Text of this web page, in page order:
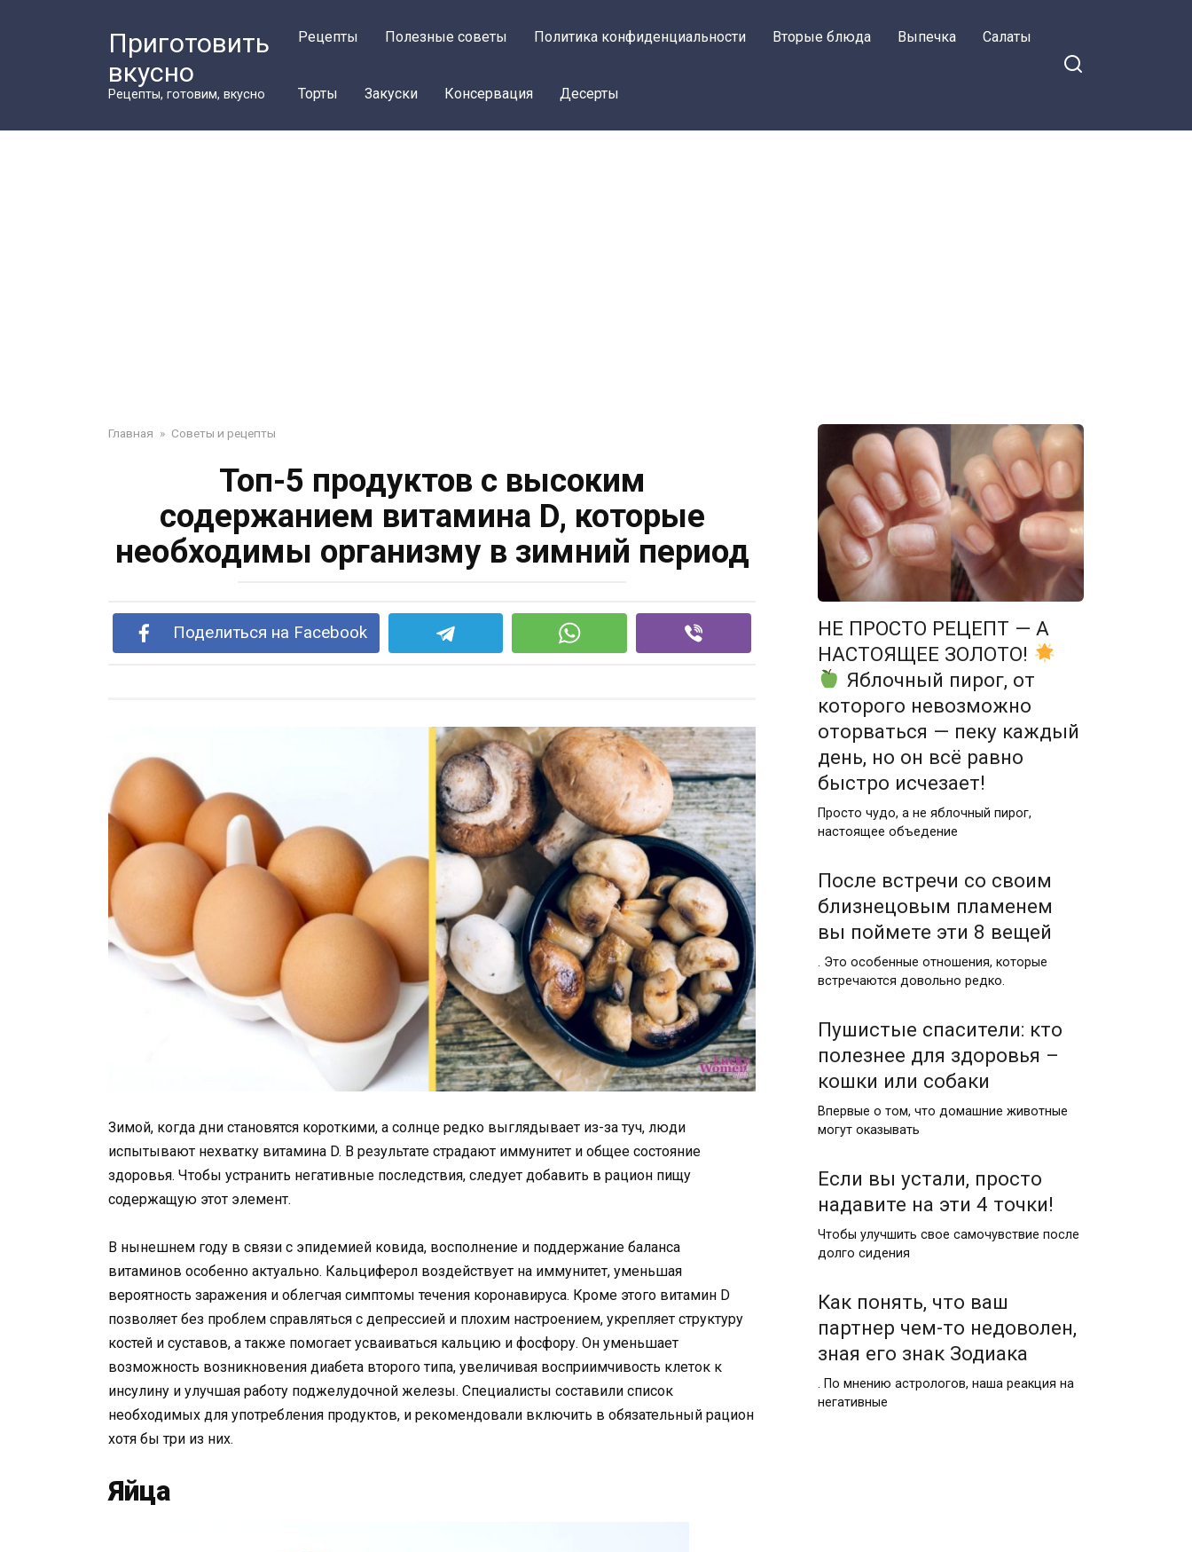
Приготовить
вкусно
Рецепты, готовим, вкусно
Рецепты Полезные советы Политика конфиденциальности Вторые блюда Выпечка Салаты
Торты Закуски Консервация Десерты
Главная » Советы и рецепты
Топ-5 продуктов с высоким
содержанием витамина D, которые
необходимы организму в зимний период
Поделиться на Facebook
Зимой, когда дни становятся короткими, а солнце редко выглядывает из-за туч, люди
испытывают нехватку витамина D. В результате страдают иммунитет и общее состояние
здоровья. Чтобы устранить негативные последствия, следует добавить в рацион пищу
содержащую этот элемент.
В нынешнем году в связи с эпидемией ковида, восполнение и поддержание баланса
витаминов особенно актуально. Кальциферол воздействует на иммунитет, уменьшая
вероятность заражения и облегчая симптомы течения коронавируса. Кроме этого витамин D
позволяет без проблем справляться с депрессией и плохим настроением, укрепляет структуру
костей и суставов, а также помогает усваиваться кальцию и фосфору. Он уменьшает
возможность возникновения диабета второго типа, увеличивая восприимчивость клеток к
инсулину и улучшая работу поджелудочной железы. Специалисты составили список
необходимых для употребления продуктов, и рекомендовали включить в обязательный рацион
хотя бы три из них.
Яйца
НЕ ПРОСТО РЕЦЕПТ — А
НАСТОЯЩЕЕ ЗОЛОТО!
Яблочный пирог, от
которого невозможно
оторваться — пеку каждый
день, но он всё равно
быстро исчезает!
Просто чудо, а не яблочный пирог,
настоящее объедение
После встречи со своим
близнецовым пламенем
вы поймете эти 8 вещей
. Это особенные отношения, которые
встречаются довольно редко.
Пушистые спасители: кто
полезнее для здоровья –
кошки или собаки
Впервые о том, что домашние животные
могут оказывать
Если вы устали, просто
надавите на эти 4 точки!
Чтобы улучшить свое самочувствие после
долго сидения
Как понять, что ваш
партнер чем-то недоволен,
зная его знак Зодиака
. По мнению астрологов, наша реакция на
негативные